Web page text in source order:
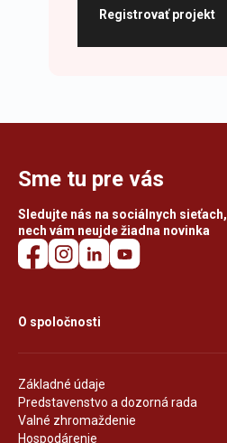
Registrovať projekt
Sme tu pre vás
Sledujte nás na sociálnych sieťach,
nech vám neujde žiadna novinka
O spoločnosti
Základné údaje
Predstavenstvo a dozorná rada
Valné zhromaždenie
Hospodárenie